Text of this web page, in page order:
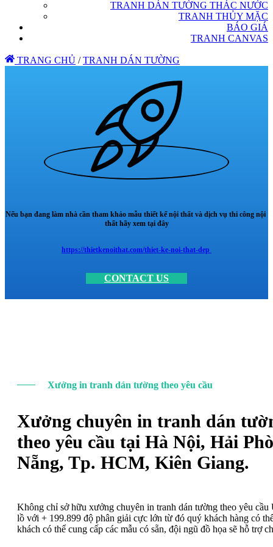
TRANH DÁN TƯỜNG THÁC NƯỚC
TRANH THỦY MẶC
BÁO GIÁ
TRANH CANVAS
TRANG CHỦ / TRANH DÁN TƯỜNG
Nếu bạn đang làm nhà cần tham khảo mẫu thiết kế nội thất và dịch vụ thi công nội
thất hãy xem tại đây
https://thietkenoithat.com/thiet-ke-noi-that-dep
CONTACT US
Xưởng in tranh dán tường theo yêu cầu
Xưởng chuyên in tranh dán
theo yêu cầu tại Hà Nội, Hải
Nẵng, Tp. HCM, Kiên Giang.
Không chỉ sở hữu xưởng chuyên in tranh dán tường theo yêu
lồ với + 199.899 độ phân giải cực lớn từ đó quý khách hàng có
khách có thể cung cấp các mẫu có sẵn, đội ngũ đồ họa sẽ hỗ trợ